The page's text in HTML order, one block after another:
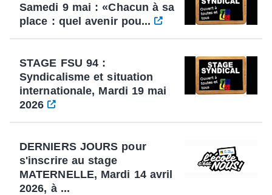
Samedi 9 mai : «Chacun à sa
place : quel avenir pou...
STAGE FSU 94 :
Syndicalisme et situation
internationale, Mardi 19 mai
2026
DERNIERS JOURS pour
s'inscrire au stage
MATERNELLE, Mardi 14 avril
2026, à ...